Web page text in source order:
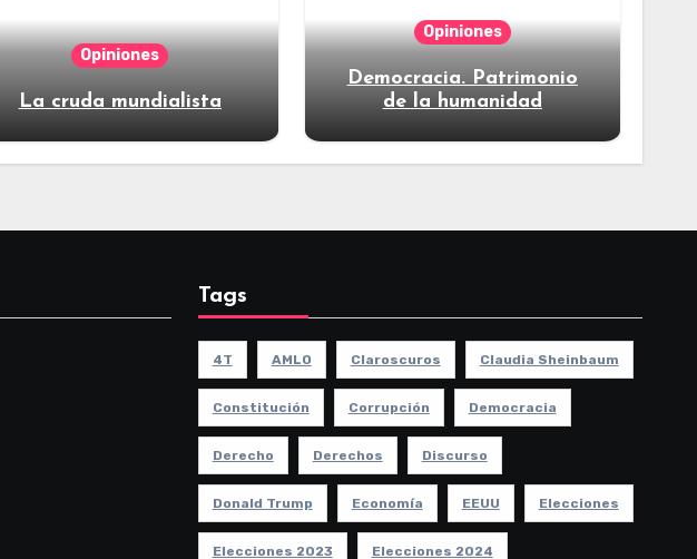
Opiniones
La cruda mundialista
Opiniones
Democracia. Patrimonio
de la humanidad
Tags
4T AMLO Claroscuros Claudia Sheinbaum
Constitución Corrupción Democracia
Derecho Derechos Discurso
Donald Trump Economía EEUU Elecciones
Elecciones 2023 Elecciones 2024